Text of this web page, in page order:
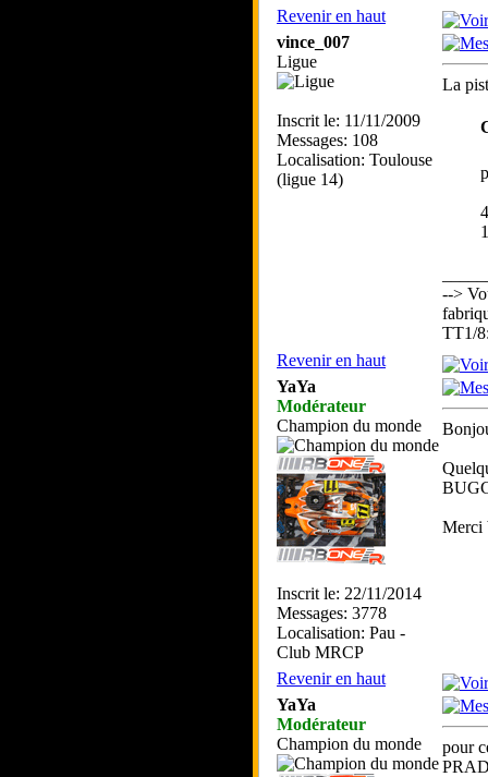
Revenir en haut
vince_007
Ligue
Inscrit le: 11/11/2009
Messages: 108
Localisation: Toulouse
(ligue 14)
La
-->
TT1/
Revenir en haut
YaYa
Modérateur
Champion du monde
Inscrit le: 22/11/2014
Messages: 3778
Localisation: Pau -
Club MRCP
Merci
Revenir en haut
YaYa
Modérateur
Champion du monde
pour